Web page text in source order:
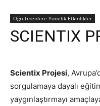
Öğretmenlere Yönelik Etkinlikler
SCIENTIX
Scientix Projesi,
sorgulamaya dayalı
yaygınlaştırmayı